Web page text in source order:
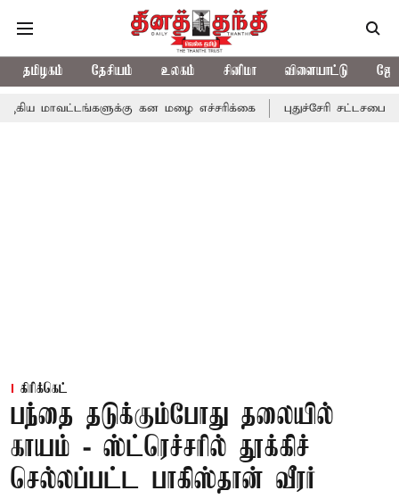
தமிழகம் தேசியம் உலகம் சினிமா விளையாட்டு
கன மழை எச்சரிக்கை புதுச்சேரி சட்டசபையில் வரும்
கிரிக்கெட்
பந்தை தடுக்கும்போது தலையில்
காயம் - ஸ்ட்ரெச்சரில் தூக்கிச்
செல்லப்பட்ட பாகிஸ்தான் வீரர்